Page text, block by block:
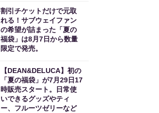
割引チケットだけで元取
れる！サブウェイファン
の希望が詰まった「夏の
福袋」は8月7日から数量
限定で発売。
【DEAN&DELUCA】初の
「夏の福袋」が7月29日17
時販売スタート。日常使
いできるグッズやティ
ー、フルーツゼリーなど